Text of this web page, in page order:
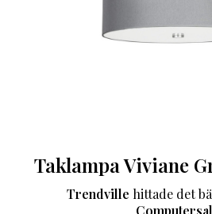
Taklampa Viviane
Trendville hittade det